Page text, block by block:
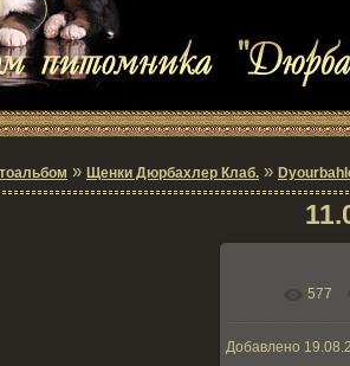
» Щенки Дюрбахлер Клаб. »
В 577
Добавлено